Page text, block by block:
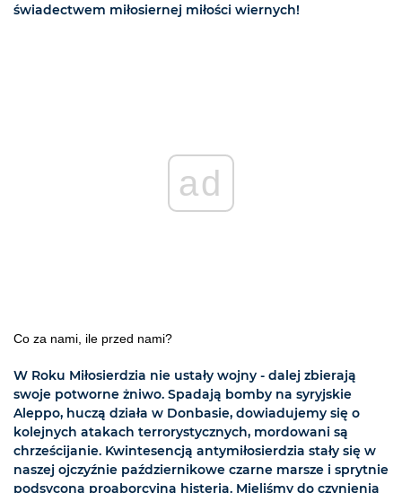
świadectwem miłosiernej miłości wiernych!
ad
Co za nami, ile przed nami?
W Roku Miłosierdzia nie ustały wojny - dalej zbierają
swoje potworne żniwo. Spadają bomby na syryjskie
Aleppo, huczą działa w Donbasie, dowiadujemy się o
kolejnych atakach terrorystycznych, mordowani są
chrześcijanie. Kwintesencją antymiłosierdzia stały się w
naszej ojczyźnie październikowe czarne marsze i sprytnie
podsycona proaborcyjna histeria. Mieliśmy do czynienia